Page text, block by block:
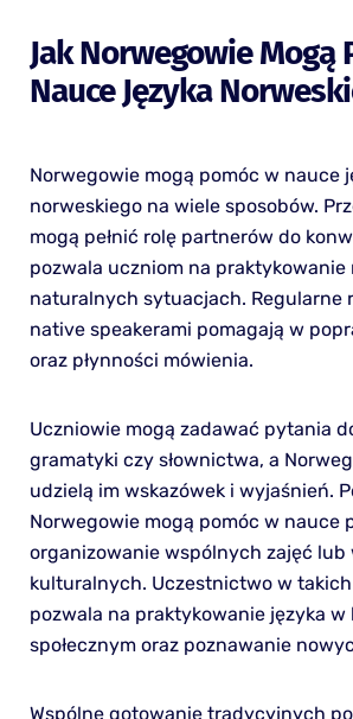
Jak Norwegowie Mogą
Nauce Języka
Norwegowie mogą pomóc w nauce
norweskiego na wiele sposobów.
mogą pełnić rolę partnerów do
pozwala uczniom na praktykowanie
naturalnych sytuacjach. Regularne
native speakerami pomagają w
oraz płynności mówienia.
Uczniowie mogą zadawać pytania
gramatyki czy słownictwa, a
udzielą im wskazówek i wyjaśnień.
Norwegowie mogą pomóc w nauce
organizowanie wspólnych zajęć lub
kulturalnych. Uczestnictwo w
pozwala na praktykowanie języka w
społecznym oraz poznawanie
Wspólne gotowanie tradycyjnych